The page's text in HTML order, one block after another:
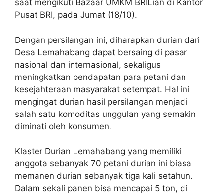
saat mengikuti Bazaar UMKM BRILian di Kantor
Pusat BRI, pada Jumat (18/10).
Dengan persilangan ini, diharapkan durian dari
Desa Lemahabang dapat bersaing di pasar
nasional dan internasional, sekaligus
meningkatkan pendapatan para petani dan
kesejahteraan masyarakat setempat. Hal ini
mengingat durian hasil persilangan menjadi
salah satu komoditas unggulan yang semakin
diminati oleh konsumen.
Klaster Durian Lemahabang yang memiliki
anggota sebanyak 70 petani durian ini biasa
memanen durian sebanyak tiga kali setahun.
Dalam sekali panen bisa mencapai 5 ton, di